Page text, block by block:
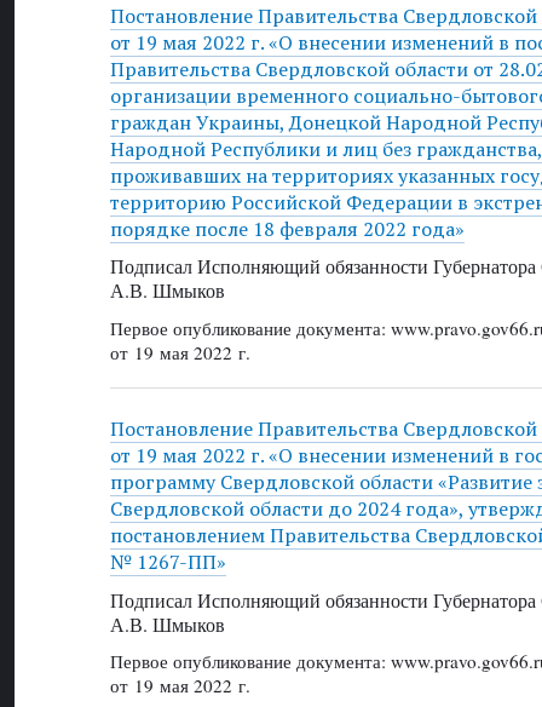
Постановление Правительства
от 19 мая 2022 г. «О внесении изменений в
Правительства Свердловской области от
организации временного социально-
граждан Украины, Донецкой Народной
Народной Республики и лиц без
проживавших на территориях указанных
территорию Российской Федерации в
порядке после 18 февраля 2022 года»
Подписал Исполняющий обязанности Губернатора
А.В. Шмыков
Первое опубликование документа:
от 19 мая 2022 г.
Постановление Правительства
от 19 мая 2022 г. «О внесении изменений в
программу Свердловской области «Развитие
Свердловской области до 2024 года»,
постановлением Правительства
№ 1267-ПП»
Подписал Исполняющий обязанности Губернатора
А.В. Шмыков
Первое опубликование документа:
от 19 мая 2022 г.